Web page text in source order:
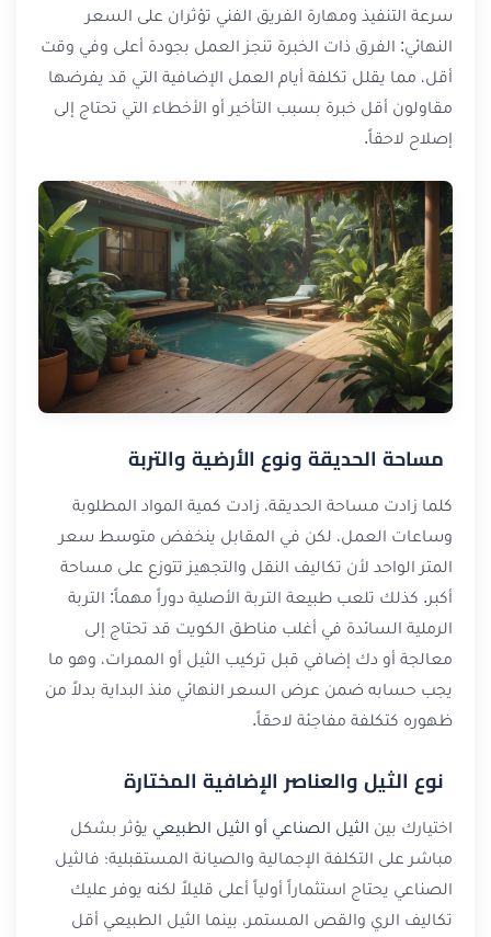
سرعة التنفيذ ومهارة الفريق الفني تؤثران على السعر
النهائي: الفرق ذات الخبرة تنجز العمل بجودة أعلى وفي وقت
أقل، مما يقلل تكلفة أيام العمل الإضافية التي قد يفرضها
مقاولون أقل خبرة بسبب التأخير أو الأخطاء التي تحتاج إلى
إصلاح لاحقاً.
مساحة الحديقة ونوع الأرضية والتربة
كلما زادت مساحة الحديقة، زادت كمية المواد المطلوبة
وساعات العمل، لكن في المقابل ينخفض متوسط سعر
المتر الواحد لأن تكاليف النقل والتجهيز تتوزع على مساحة
أكبر. كذلك تلعب طبيعة التربة الأصلية دوراً مهماً: التربة
الرملية السائدة في أغلب مناطق الكويت قد تحتاج إلى
معالجة أو دك إضافي قبل تركيب الثيل أو الممرات، وهو ما
يجب حسابه ضمن عرض السعر النهائي منذ البداية بدلاً من
ظهوره كتكلفة مفاجئة لاحقاً.
نوع الثيل والعناصر الإضافية المختارة
اختيارك بين الثيل الصناعي أو الثيل الطبيعي يؤثر بشكل
مباشر على التكلفة الإجمالية والصيانة المستقبلية؛ فالثيل
الصناعي يحتاج استثماراً أولياً أعلى قليلاً لكنه يوفر عليك
تكاليف الري والقص المستمر، بينما الثيل الطبيعي أقل